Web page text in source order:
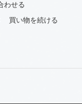
わせる
買い物を続ける